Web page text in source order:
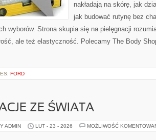
nakładają na skórę, jak
jak budować rutynę bez
wyborów. Strona skupia się na pielęgnacji
ale też elastyczność. Polecamy The Body
FORD
ZE ŚWIATA
ADMIN LUT - 23 - 2026 MOŻLIWOŚĆ